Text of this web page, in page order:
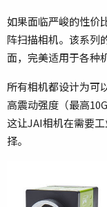
如果面临严峻的性价
阵扫描相机。该系列
面，完美适用于各种
所有相机都设计为可
高震动强度（最高
这让JAI相机在需要
择。